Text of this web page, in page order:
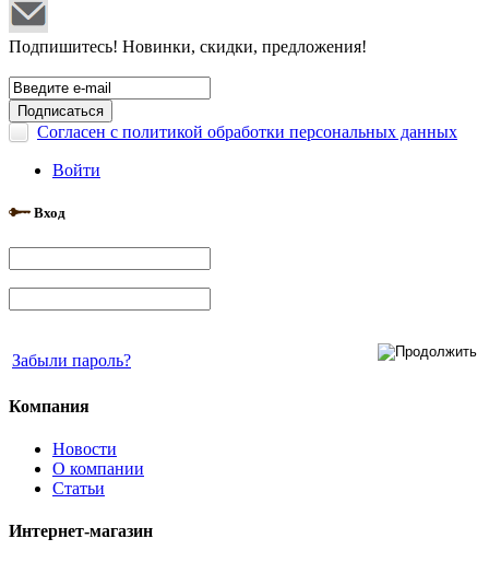
Подпишитесь! Новинки, скидки, предложения!
Согласен с политикой обработки персональных данных
Войти
Вход
Забыли пароль?
Компания
Новости
О компании
Статьи
Интернет-магазин